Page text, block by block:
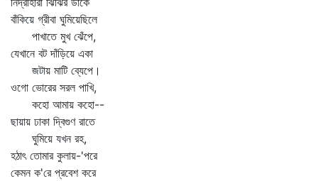
বাঁকিয়ে গ্রীবা ঘুমিয়েছিলে
পাখাতে মুখ ঝেঁপে,
যেখানে বট দাঁড়িয়ে একা
জটায় মাটি ব্যেপে।
ওগো ভোরের সরল পাখি,
কহো আমায় কহো--
ছায়ায় ঢাকা দ্বিগুণ রাতে
ঘুমিয়ে যখন রহ,
হঠাৎ তোমার কুলায়-'পরে
কেমন ক'রে প্রবেশ করে